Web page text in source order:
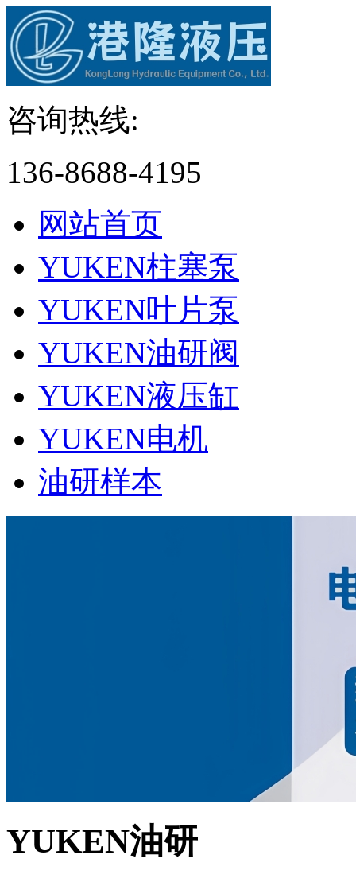
咨询热线:
136-8688-4195
网站首页
YUKEN柱塞泵
YUKEN叶片泵
YUKEN油研阀
YUKEN液压缸
YUKEN电机
油研样本
YUKEN油研